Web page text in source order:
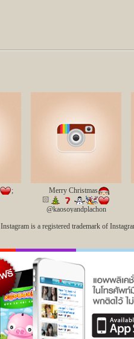
️;
Merry Christmas
🏻
@kaosoyandplachon
@super_4_love
Instagram is a registered trademark of
ทวิตเตอร์